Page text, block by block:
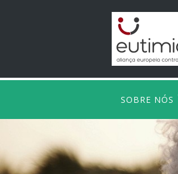
SOBRE NÓS
A EUTIMIA
VISÃO,